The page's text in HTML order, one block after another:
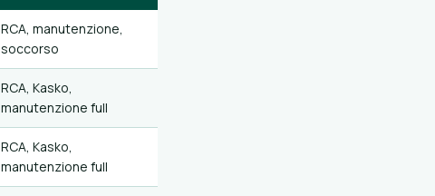
RCA, manutenzione,
soccorso
RCA, Kasko,
manutenzione full
RCA, Kasko,
manutenzione full